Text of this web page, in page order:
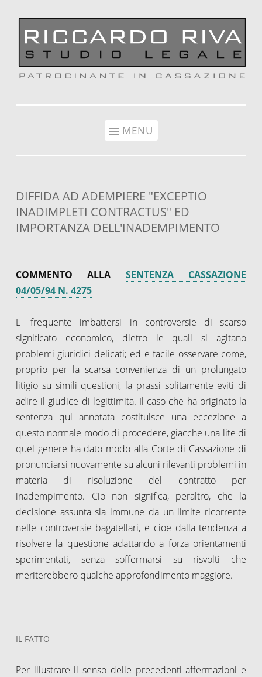
MENU
DIFFIDA AD ADEMPIERE "EXCEPTIO
INADIMPLETI CONTRACTUS" ED
IMPORTANZA DELL'INADEMPIMENTO
COMMENTO ALLA SENTENZA CASSAZIONE
04/05/94 N. 4275
E' frequente imbattersi in controversie di scarso
significato economico, dietro le quali si agitano
problemi giuridici delicati; ed e facile osservare come,
proprio per la scarsa convenienza di un prolungato
litigio su simili questioni, la prassi solitamente eviti di
adire il giudice di legittimita. Il caso che ha originato la
sentenza qui annotata costituisce una eccezione a
questo normale modo di procedere, giacche una lite di
quel genere ha dato modo alla Corte di Cassazione di
pronunciarsi nuovamente su alcuni rilevanti problemi in
materia di risoluzione del contratto per
inadempimento. Cio non significa, peraltro, che la
decisione assunta sia immune da un limite ricorrente
nelle controversie bagatellari, e cioe dalla tendenza a
risolvere la questione adattando a forza orientamenti
sperimentati, senza soffermarsi su risvolti che
meriterebbero qualche approfondimento maggiore.
IL FATTO
Per illustrare il senso delle precedenti affermazioni e